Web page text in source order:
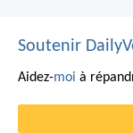
Soutenir
Aidez-moi à